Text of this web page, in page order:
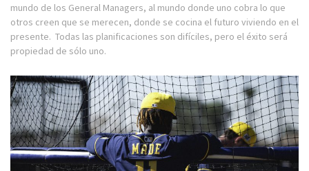
mundo de los General Managers, al mundo donde uno cobra lo que
otros creen que se merecen, donde se cocina el futuro viviendo en el
presente. Todas las planificaciones son difíciles, pero el éxito será
propiedad de sólo uno.